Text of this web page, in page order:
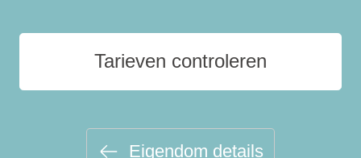
Campings
Bestemmingen
Tarieven controleren
Eigendom details